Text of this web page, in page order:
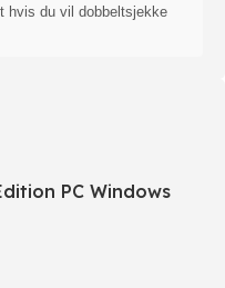
hvis du vil dobbeltsjekke
PC Windows